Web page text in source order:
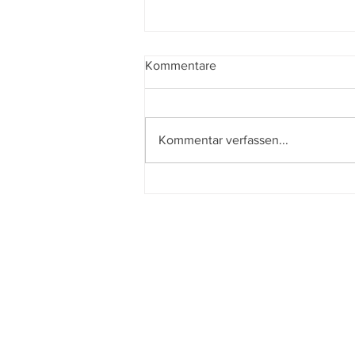
Kommentare
Kommentar verfassen...